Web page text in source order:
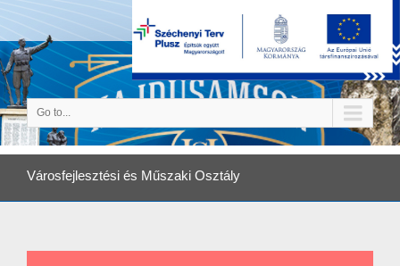
Go to...
Városfejlesztési és Műszaki Osztály